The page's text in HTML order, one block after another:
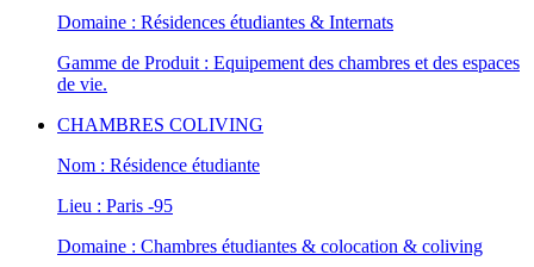
Domaine : Résidences étudiantes & Internats
Gamme de Produit : Equipement des chambres et des espaces
de vie.
CHAMBRES COLIVING
Nom : Résidence étudiante
Lieu : Paris -95
Domaine : Chambres étudiantes & colocation & coliving